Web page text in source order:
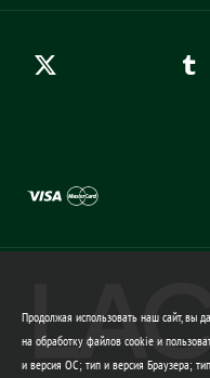
Продолжая использовать наш сайт, вы
на обработку файлов cookie и
и версия ОС; тип и версия Браузера;